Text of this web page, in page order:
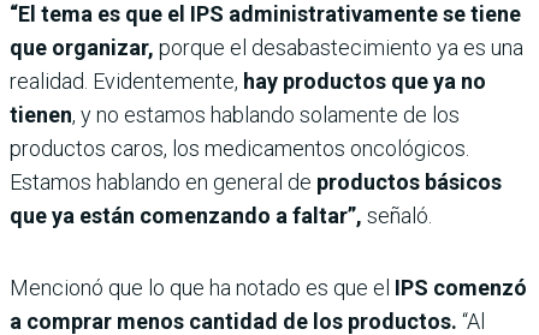
“El tema es que el IPS administrativamente se tiene
que organizar, porque el desabastecimiento ya es una
realidad. Evidentemente, hay productos que ya no
tienen, y no estamos hablando solamente de los
productos caros, los medicamentos oncológicos.
Estamos hablando en general de productos básicos
que ya están comenzando a faltar”, señaló.
Mencionó que lo que ha notado es que el IPS comenzó
a comprar menos cantidad de los productos. “Al